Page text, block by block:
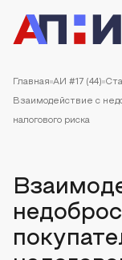
Главная АИ #17 (44)
Взаимодействие с
налогового риска